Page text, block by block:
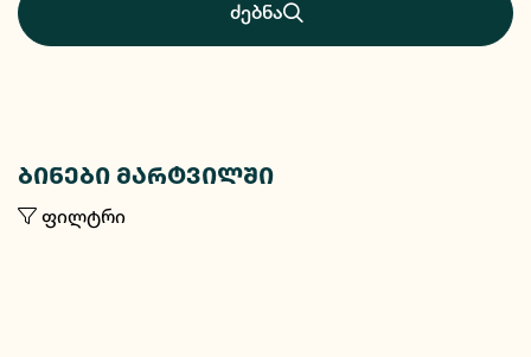
ძებნა
ბინები მარტვილში
ფილტრი